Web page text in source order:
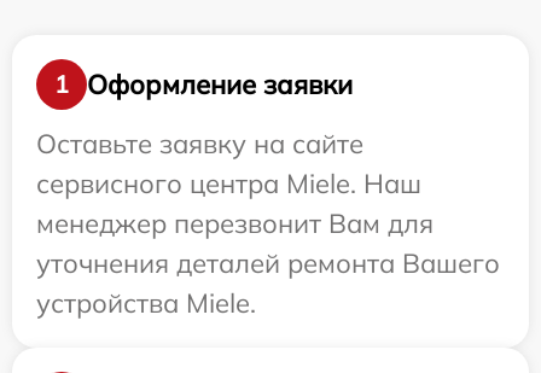
1
Оформление заявки
Оставьте заявку на сайте
сервисного центра Miele. Наш
менеджер перезвонит Вам для
уточнения деталей ремонта Вашего
устройства Miele.